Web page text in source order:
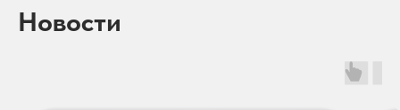
Новости